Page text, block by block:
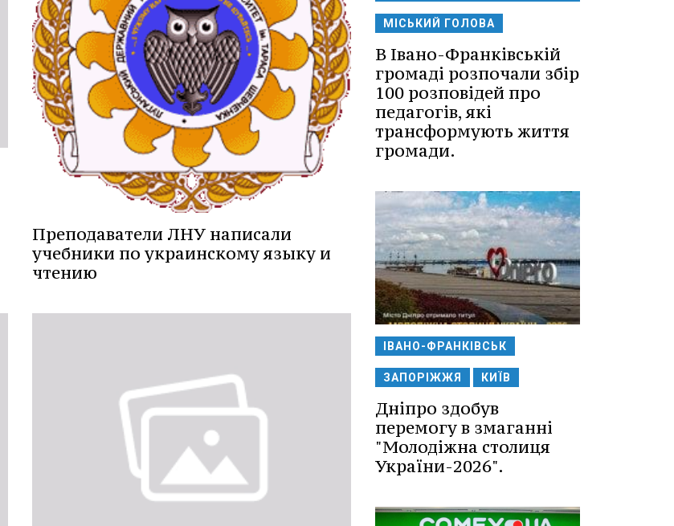
Преподаватели ЛНУ написали
учебники по украинскому языку и
чтению
МІСЬКИЙ ГОЛОВА
В Івано-Франківській
громаді розпочали збір
100 розповідей про
педагогів, які
трансформують життя
громади.
ІВАНО-ФРАНКІВСЬК
ЗАПОРІЖЖЯ КИЇВ
Дніпро здобув
перемогу в змаганні
"Молодіжна столиця
України-2026".